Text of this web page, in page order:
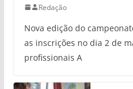
Redação
Nova edição do
as inscrições no dia 2 de
profissionais A